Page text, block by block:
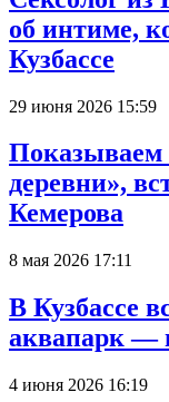
об интиме,
Кузбассе
29 июня 2026 15:59
Показываем
деревни»,
Кемерова
8 мая 2026 17:11
В Кузбассе
аквапарк —
4 июня 2026 16:19